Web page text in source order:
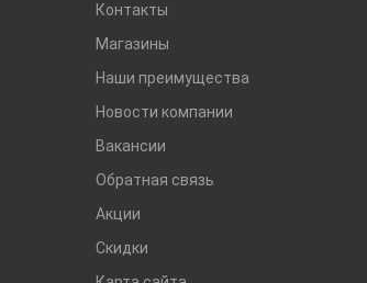
Контакты
Магазины
Наши преимущества
Новости компании
Вакансии
Обратная связь
Акции
Скидки